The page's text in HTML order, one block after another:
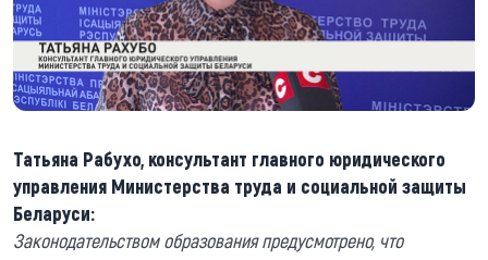
Татьяна Рабухо, консультант главного юридического
управления Министерства труда и социальной защиты
Беларуси:
Законодательством образования предусмотрено, что